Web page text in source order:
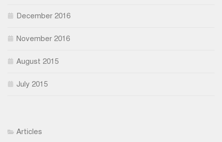
December 2016
November 2016
August 2015
July 2015
Articles